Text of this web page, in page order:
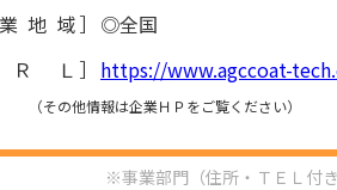
地域］ ◎全国
ＲＬ ］ https://www.agccoat-
（その他情報は企業ＨＰをご覧ください）
※事業部門（住所・ＴＥＬ付